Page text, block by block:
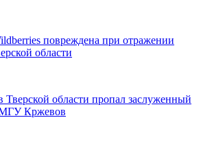
повреждена при отражении
области
области пропал заслуженный
МГУ Кржевов